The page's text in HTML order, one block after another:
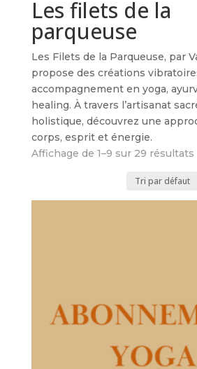
Les filets de la
parqueuse
Les Filets de la Parqueuse, par
propose des créations
accompagnement en yoga,
healing. À travers l’artisanat
holistique, découvrez une
corps, esprit et énergie.
Affichage de 1–9 sur 29 résultats